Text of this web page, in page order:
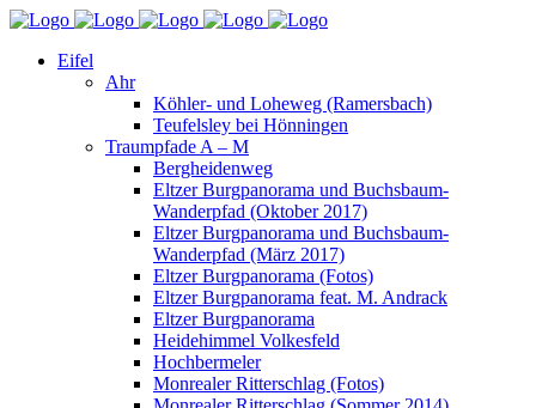
Eifel
Ahr
Köhler- und Loheweg (Ramersbach)
Teufelsley bei Hönningen
Traumpfade A – M
Bergheidenweg
Eltzer Burgpanorama und Buchsbaum-
Wanderpfad (Oktober 2017)
Eltzer Burgpanorama und Buchsbaum-
Wanderpfad (März 2017)
Eltzer Burgpanorama (Fotos)
Eltzer Burgpanorama feat. M. Andrack
Eltzer Burgpanorama
Heidehimmel Volkesfeld
Hochbermeler
Monrealer Ritterschlag (Fotos)